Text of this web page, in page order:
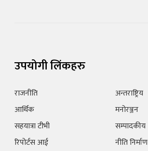
उपयोगी लिंकहरु
राजनीति
आर्थिक
सहयात्रा टीभी
रिपोर्टस आई
अन्तराष्ट्रिय
मनोरञ्जन
सम्पादकीय
नीति निर्माण